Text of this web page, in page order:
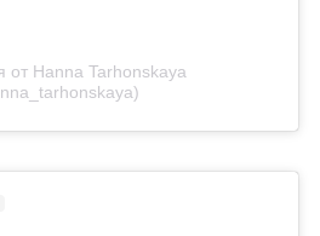
от Hanna Tarhonskaya